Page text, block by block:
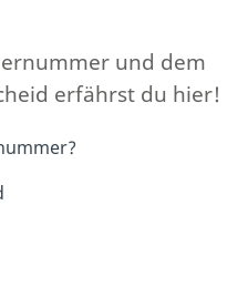
und dem
erfährst du hier!